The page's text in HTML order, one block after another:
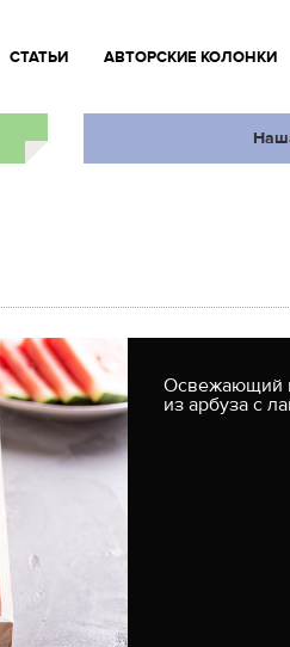
СТАТЬИ АВТОРСКИЕ КОЛОНКИ
Освежающий
из арбуза с